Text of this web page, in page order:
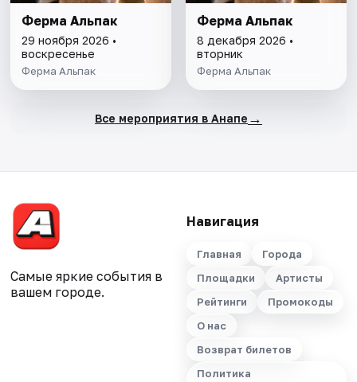
Ферма Альпак
29 ноября 2026 •
воскресенье
Ферма Альпак
Ферма Альпак
8 декабря 2026 •
вторник
Ферма Альпак
Все мероприятия в Анапе →
Самые яркие события в
вашем городе.
Навигация
Главная
Города
Площадки
Артисты
Рейтинги
Промокоды
О нас
Возврат билетов
Политика